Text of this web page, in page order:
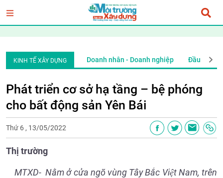
KINH TẾ XÂY DỰNG
Thị trường Doanh nhân - Doanh nghiệp Đầu tư tài
Phát triển cơ sở hạ tầng – bệ phóng
cho bất động sản Yên Bái
Thứ 6 , 13/05/2022
Thị trường
MTXD- Nằm ở cửa ngõ vùng Tây Bắc Việt Nam, trên